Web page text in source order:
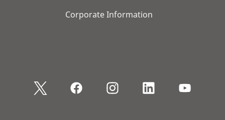
Corporate Information